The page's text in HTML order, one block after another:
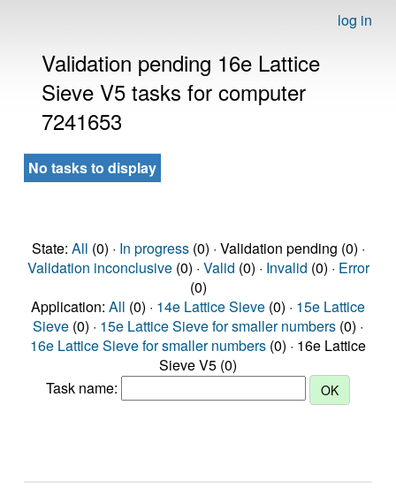
log in
Validation pending 16e Lattice
Sieve V5 tasks for computer
7241653
No tasks to display
State: All (0) · In progress(0) · Validation pending (0) ·
Validation inconclusive(0) · Valid (0) · Invalid (0) · Error
(0)
Application: All (0) · 14e Lattice Sieve (0) · 15e Lattice
Sieve (0) · 15e Lattice Sieve for smaller numbers (0) ·
16e Lattice Sieve for smaller numbers (0) · 16e Lattice
Sieve V5 (0)
Task name: